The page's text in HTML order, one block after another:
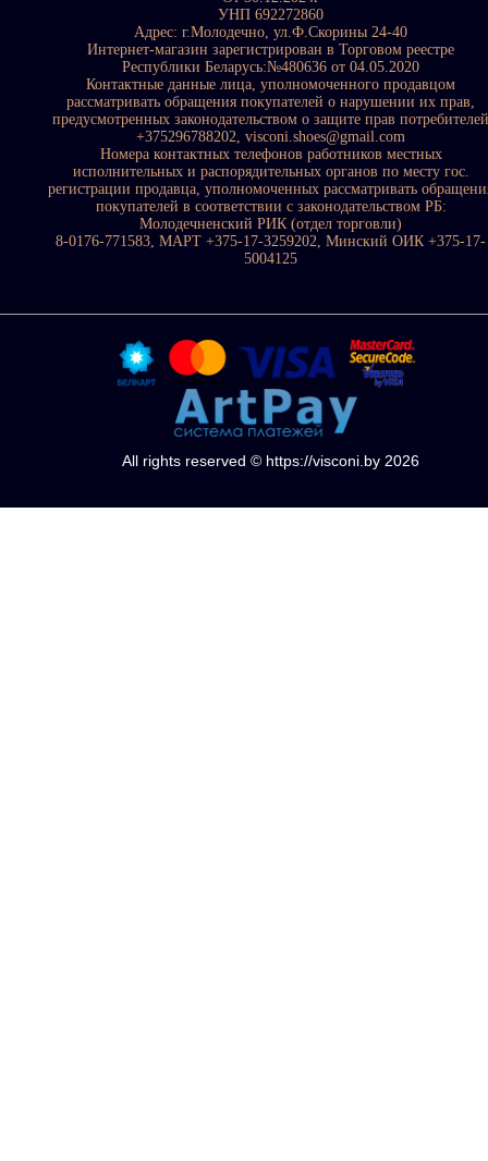
УНП 692272860
Адрес: г.Молодечно, ул.Ф.Скорины 24-40
Интернет-магазин зарегистрирован в Торговом реестре
Республики Беларусь:№480636 от 04.05.2020
Контактные данные лица, уполномоченного продавцом
рассматривать обращения покупателей о нарушении их прав,
предусмотренных законодательством о защите прав потребителей
+375296788202, visconi.shoes@gmail.com
Номера контактных телефонов работников местных
исполнительных и распорядительных органов по месту гос.
регистрации продавца, уполномоченных рассматривать
покупателей в соответствии с законодательством РБ:
Молодечненский РИК (отдел торговли)
8-0176-771583, МАРТ +375-17-3259202, Минский ОИК +375-17-
5004125
All rights reserved © https://visconi.by 2026